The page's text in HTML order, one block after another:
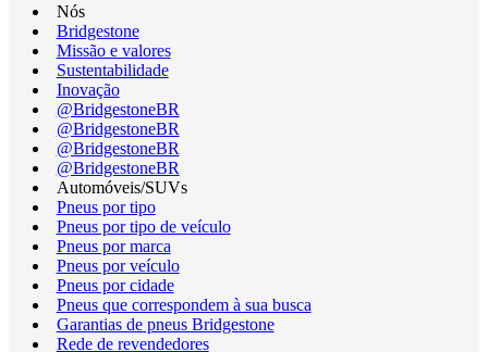
Nós
Bridgestone
Missão e valores
Sustentabilidade
Inovação
@BridgestoneBR
@BridgestoneBR
@BridgestoneBR
@BridgestoneBR
Automóveis/SUVs
Pneus por tipo
Pneus por tipo de veículo
Pneus por marca
Pneus por veículo
Pneus por cidade
Pneus que correspondem à sua busca
Garantias de pneus Bridgestone
Rede de revendedores